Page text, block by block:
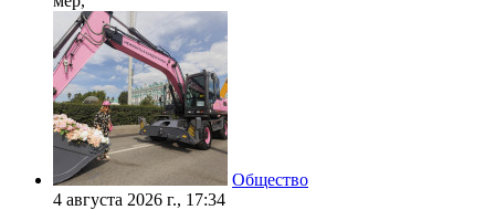
Общество
4 августа 2026 г., 17:34